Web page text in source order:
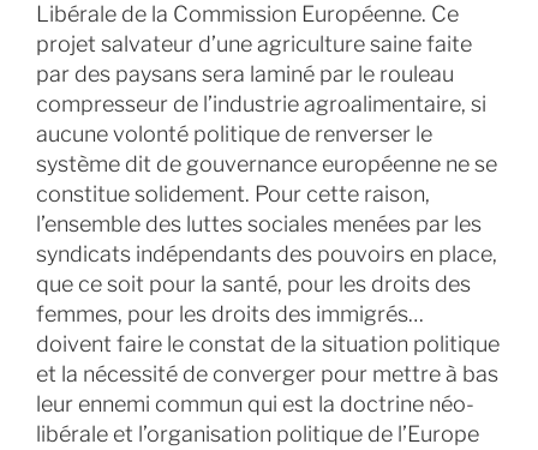
Libérale de la Commission Européenne. Ce
projet salvateur d’une agriculture saine faite
par des paysans sera laminé par le rouleau
compresseur de l’industrie agroalimentaire, si
aucune volonté politique de renverser le
système dit de gouvernance européenne ne se
constitue solidement. Pour cette raison,
l’ensemble des luttes sociales menées par les
syndicats indépendants des pouvoirs en place,
que ce soit pour la santé, pour les droits des
femmes, pour les droits des immigrés…
doivent faire le constat de la situation politique
et la nécessité de converger pour mettre à bas
leur ennemi commun qui est la doctrine néo-
libérale et l’organisation politique de l’Europe